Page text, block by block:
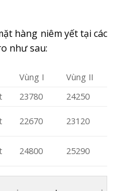
hàng niêm yết tại các
như sau:
Vùng I
Vùng II
23780 24250
22670 23120
24800 25290